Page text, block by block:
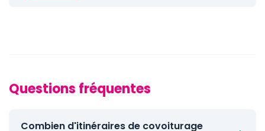
Questions fréquentes
Combien d'itinéraires de covoiturage